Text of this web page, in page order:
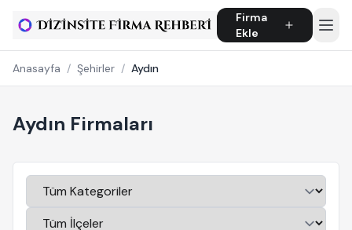
Firma
Ekle
Anasayfa / Şehirler / Aydın
Aydın Firmaları